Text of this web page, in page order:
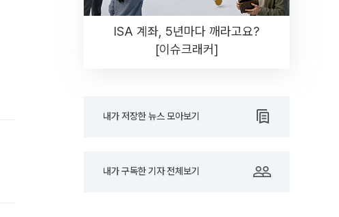
ISA 계좌, 5년마다 깨라고요?
[이슈크래커]
내가 저장한 뉴스 모아보기
내가 구독한 기자 전체보기